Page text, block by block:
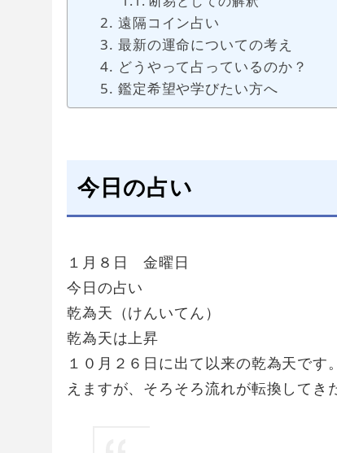
遠隔コイン占い
最新の運命についての考え
どうやって占っているのか？
鑑定希望や学びたい方へ
今日の占い
１月８日 金曜日
今日の占い
乾為天（けんいてん）
乾為天は上昇
１０月２６日に出て以来の乾為天で
えますが、そろそろ流れが転換してき